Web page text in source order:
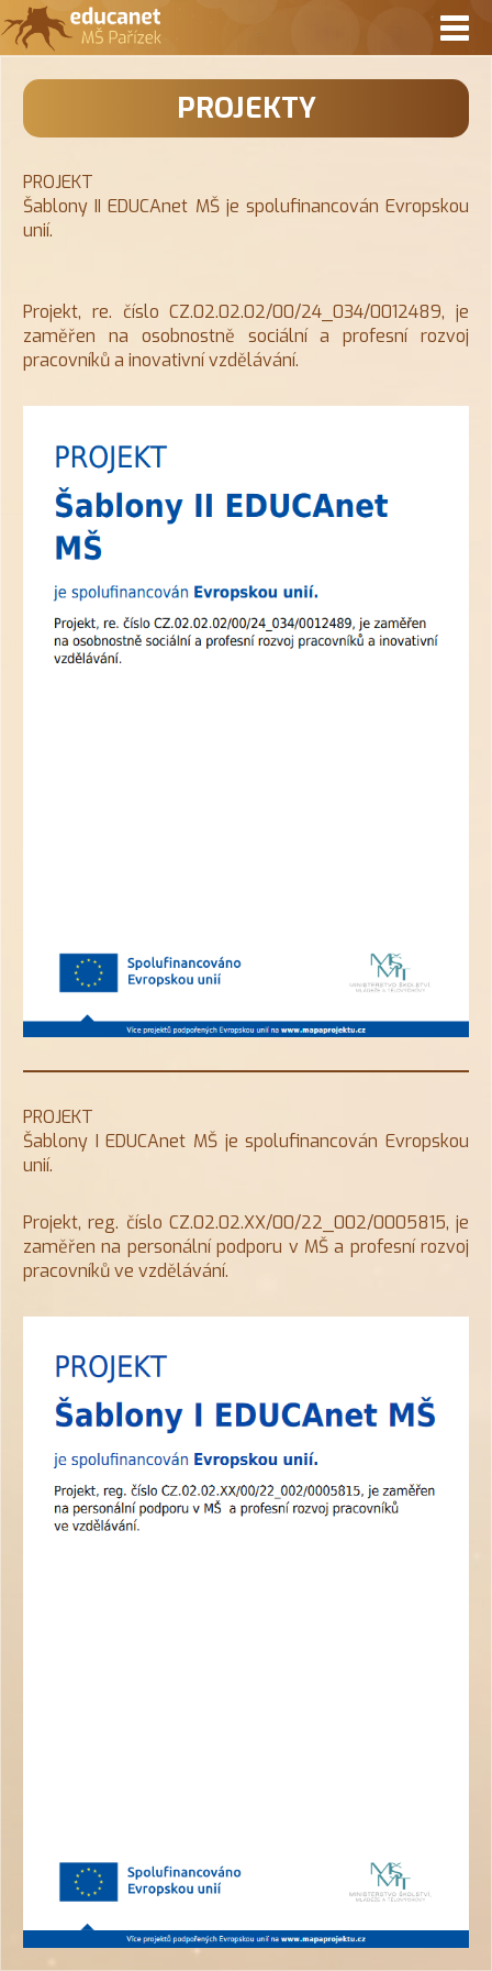
O ŠKOLCE
AKTIVITY
AKCE
KONTAKT
PROJEKTY
PROJEKT
Šablony II EDUCAnet MŠ je spolufinancován Evropskou
unií.
Projekt, re. číslo CZ.02.02.02/00/24_034/0012489, je
zaměřen na osobnostně sociální a profesní rozvoj
pracovníků a inovativní vzdělávání.
PROJEKT
Šablony I EDUCAnet MŠ je spolufinancován Evropskou
unií.
Projekt, reg. číslo CZ.02.02.XX/00/22_002/0005815, je
zaměřen na personální podporu v MŠ a profesní rozvoj
pracovníků ve vzdělávání.